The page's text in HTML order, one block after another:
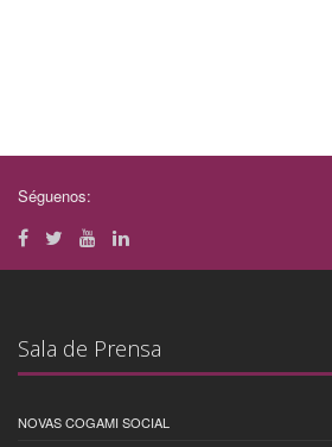
Séguenos:
Sala de Prensa
NOVAS COGAMI SOCIAL